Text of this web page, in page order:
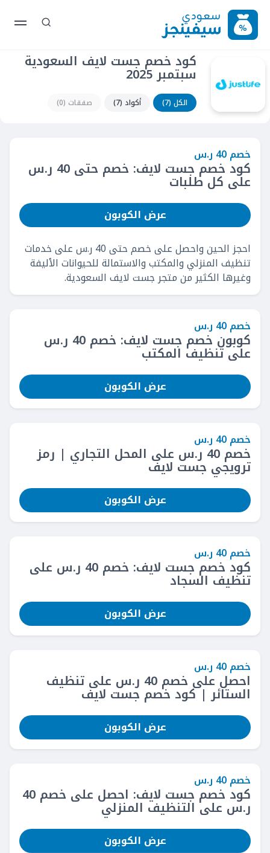
كود خصم جست لايف السعودية
سبتمبر 2025
الكل (7) أكواد (7) صفقات (0)
خصم 40 ر.س
كود خصم جست لايف: خصم حتى 40 ر.س
على كل طلبات
عرض الكوبون
احجز الحين واحصل على خصم حتى 40 ر.س على خدمات
تنظيف المنزلي والمكتب والاستمالة للحيوانات الأليفة
وغيرها الكثير من متجر جست لايف السعودية.
خصم 40 ر.س
كوبون خصم جست لايف: خصم 40 ر.س
على تنظيف المكتب
عرض الكوبون
خصم 40 ر.س
خصم 40 ر.س على المحل التجاري | رمز
ترويجي جست لايف
عرض الكوبون
خصم 40 ر.س
كود خصم جست لايف: خصم 40 ر.س على
تنظيف السجاد
عرض الكوبون
خصم 40 ر.س
احصل على خصم 40 ر.س على تنظيف
الستائر | كود خصم جست لايف
عرض الكوبون
خصم 40 ر.س
كود خصم جست لايف: احصل على خصم 40
ر.س على التنظيف المنزلي
عرض الكوبون